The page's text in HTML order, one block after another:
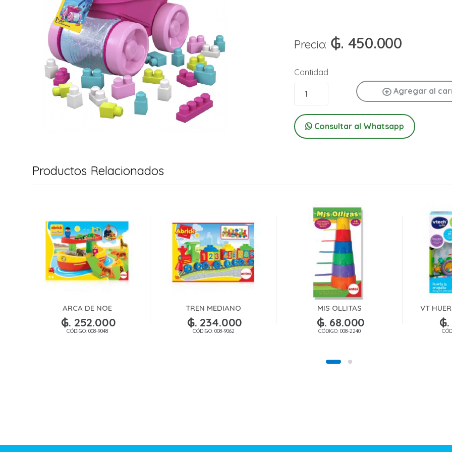
Precio: ₲. 450.000
Cantidad
Agregar al
Consultar al Whatsapp
Productos Relacionados
ARCA DE NOE
₲. 252.000
CÓDIGO: 008-9048
TREN MEDIANO
₲. 234.000
CÓDIGO: 008-9062
MIS OLLITAS
₲. 68.000
CÓDIGO: 008-2240
VT